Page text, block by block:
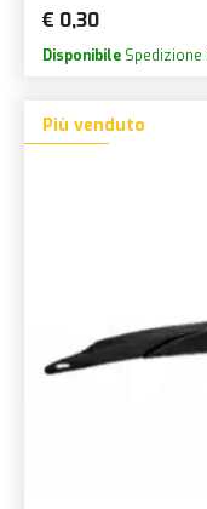
€ 0,30
Disponibile Spedizione
Più venduto